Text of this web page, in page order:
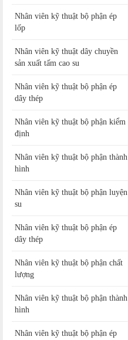
Nhân viên kỹ thuật bộ phận ép
lốp
Nhân viên kỹ thuật dây chuyền
sản xuất tấm cao su
Nhân viên kỹ thuật bộ phận ép
dây thép
Nhân viên kỹ thuật bộ phận kiểm
định
Nhân viên kỹ thuật bộ phận thành
hình
Nhân viên kỹ thuật bộ phận luyện
su
Nhân viên kỹ thuật bộ phận ép
dây thép
Nhân viên kỹ thuật bộ phận chất
lượng
Nhân viên kỹ thuật bộ phận thành
hình
Nhân viên kỹ thuật bộ phận ép